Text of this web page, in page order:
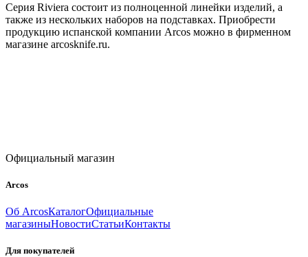
Серия Riviera состоит из полноценной линейки изделий, а
также из нескольких наборов на подставках. Приобрести
продукцию испанской компании Arcos можно в фирменном
магазине arcosknife.ru.
Официальный магазин
Arcos
Об ArcosКаталогОфициальные
магазиныНовостиСтатьиКонтакты
Для покупателей